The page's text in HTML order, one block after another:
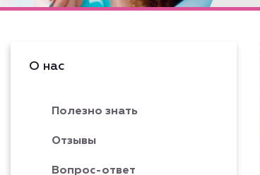
О нас
Полезно знать
Отзывы
Вопрос-ответ